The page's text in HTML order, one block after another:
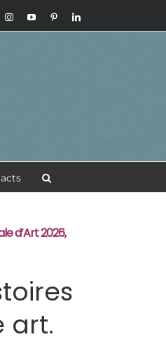
InstagramYouTubePinterestLinkedIn
d’Art 2026,
art.